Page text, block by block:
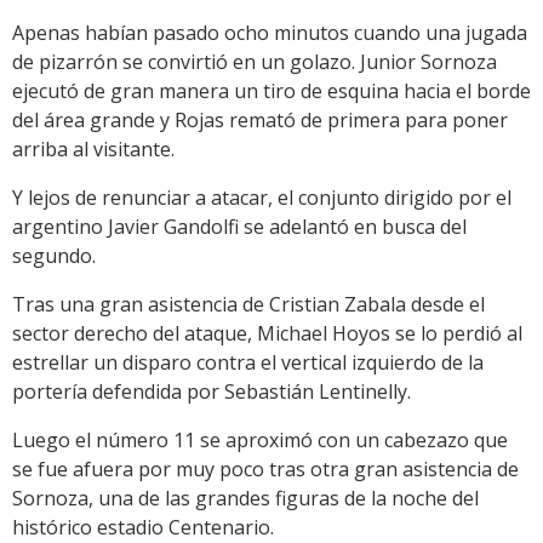
Apenas habían pasado ocho minutos cuando una jugada
de pizarrón se convirtió en un golazo. Junior Sornoza
ejecutó de gran manera un tiro de esquina hacia el borde
del área grande y Rojas remató de primera para poner
arriba al visitante.
Y lejos de renunciar a atacar, el conjunto dirigido por el
argentino Javier Gandolfi se adelantó en busca del
segundo.
Tras una gran asistencia de Cristian Zabala desde el
sector derecho del ataque, Michael Hoyos se lo perdió al
estrellar un disparo contra el vertical izquierdo de la
portería defendida por Sebastián Lentinelly.
Luego el número 11 se aproximó con un cabezazo que
se fue afuera por muy poco tras otra gran asistencia de
Sornoza, una de las grandes figuras de la noche del
histórico estadio Centenario.